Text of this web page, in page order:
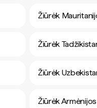
Žiūrėk
Žiūrėk
Žiūrėk
Žiūrėk